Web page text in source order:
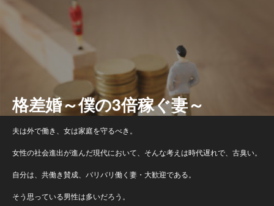
格差婚～僕の3倍稼ぐ妻～
夫は外で働き、女は家庭を守るべき。
女性の社会進出が進んだ現代において、そんな考えは時代遅れで、古臭い。
自分は、共働き賛成、バリバリ働く妻・大歓迎である。
そう思っている男性は多いだろう。